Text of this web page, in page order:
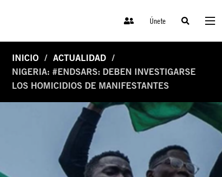
Únete
INICIO
ACTUALIDAD
NIGERIA: #ENDSARS: DEBEN INVESTIGARSE
LOS HOMICIDIOS DE MANIFESTANTES